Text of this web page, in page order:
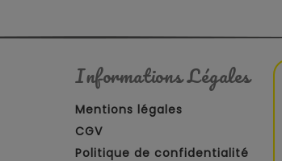
Informations Légales
Mentions légales
CGV
Politique de confidentialité